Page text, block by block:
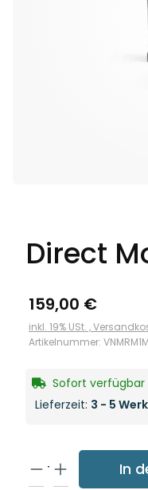
Direct
159,00 €
inkl. 19% USt. ,
Artikelnummer:
Sofort verfügbar
Lieferzeit: 3 - 5
In